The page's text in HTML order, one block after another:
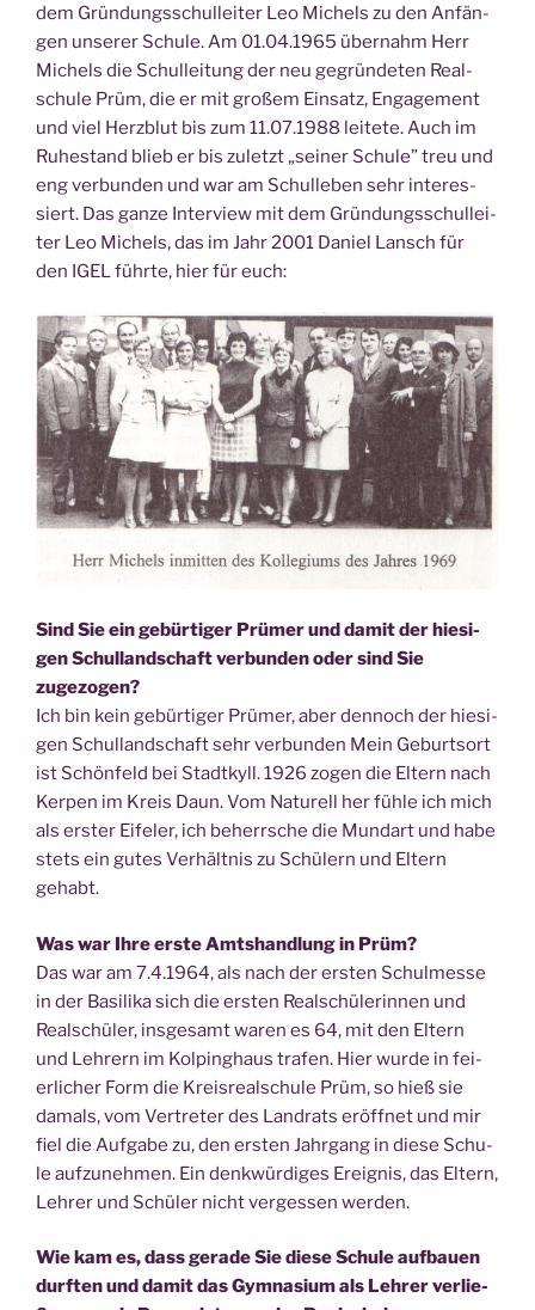
dem Grün­dungs­schul­lei­ter Leo Michels zu den Anfän­
gen unse­rer Schu­le. Am 01.04.1965 über­nahm Herr
Michels die Schul­lei­tung der neu gegrün­de­ten Real­
schu­le Prüm, die er mit gro­ßem Ein­satz, Enga­ge­ment
und viel Herz­blut bis zum 11.07.1988 lei­te­te. Auch im
Ruhe­stand blieb er bis zuletzt „sei­ner Schu­le” treu und
eng ver­bun­den und war am Schul­le­ben sehr inter­es­
siert. Das gan­ze Inter­view mit dem Grün­dungs­schul­lei­
ter Leo Michels, das im Jahr 2001 Dani­el Lansch für
den IGEL führ­te, hier für euch:
Sind Sie ein gebür­ti­ger Prü­mer und damit der hie­si­
gen Schul­land­schaft ver­bun­den oder sind Sie
zugezogen?
Ich bin kein gebür­ti­ger Prü­mer, aber den­noch der hie­si­
gen Schul­land­schaft sehr ver­bun­den Mein Geburts­ort
ist Schön­feld bei Stadt­kyll. 1926 zogen die Eltern nach
Ker­pen im Kreis Daun. Vom Natu­rell her füh­le ich mich
als ers­ter Eife­l­er, ich beherr­sche die Mund­art und habe
stets ein gutes Ver­hält­nis zu Schü­lern und Eltern
gehabt.
Was war Ihre ers­te Amts­hand­lung in Prüm?
Das war am 7.4.1964, als nach der ers­ten Schul­mes­se
in der Basi­li­ka sich die ers­ten Real­schü­le­rin­nen und
Real­schü­ler, ins­ge­samt waren es 64, mit den Eltern
und Leh­rern im Kol­ping­haus tra­fen. Hier wur­de in fei­
er­li­cher Form die Kreis­re­al­schu­le Prüm, so hieß sie
damals, vom Ver­tre­ter des Land­rats eröff­net und mir
fiel die Auf­ga­be zu, den ers­ten Jahr­gang in die­se Schu­
le auf­zu­neh­men. Ein denk­wür­di­ges Ereig­nis, das Eltern,
Leh­rer und Schü­ler nicht ver­ges­sen werden.
Wie kam es, dass gera­de Sie die­se Schu­le auf­bau­en
durf­ten und damit das Gym­na­si­um als Leh­rer ver­lie­